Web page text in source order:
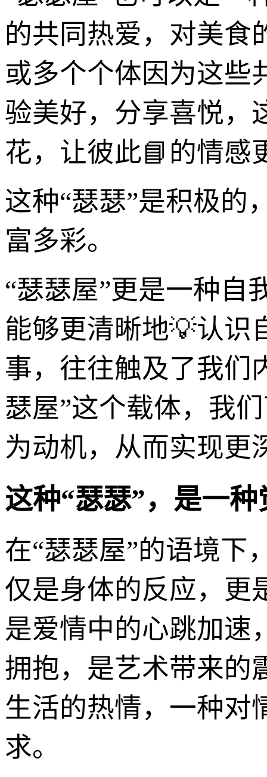
的共同热爱，对美食
或多个个体因为这些
验美好，分享喜悦，
花，让彼此📘的情感
这种“瑟瑟”是积极的
富多彩。
“瑟瑟屋”更是一种自
能够更清晰地💡认识
事，往往触及了我们
瑟屋”这个载体，我
为动机，从而实现更
这种“瑟瑟”，是一
在“瑟瑟屋”的语境下
仅是身体的反应，更
是爱情中的心跳加速
拥抱，是艺术带来的
生活的热情，一种对
求。